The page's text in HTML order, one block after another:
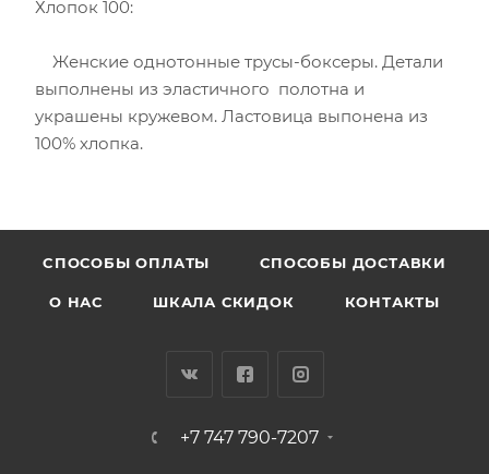
Хлопок 100:
Женские однотонные трусы-боксеры. Детали
выполнены из эластичного полотна и
украшены кружевом. Ластовица выпонена из
100% хлопка.
CПОСОБЫ ОПЛАТЫ СПОСОБЫ ДОСТАВКИ
О НАС ШКАЛА СКИДОК КОНТАКТЫ
+7 747 790-7207